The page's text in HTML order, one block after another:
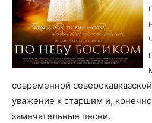
современной
уважение к старшим и,
замечательные песни.